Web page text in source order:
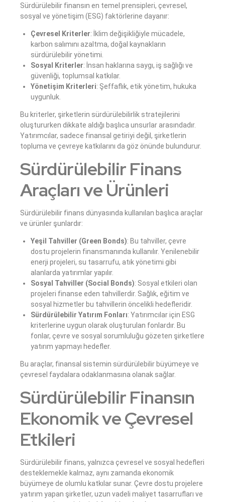
Sürdürülebilir finansın en temel prensipleri, çevresel,
sosyal ve yönetişim (ESG) faktörlerine dayanır:
Çevresel Kriterler: İklim değişikliğiyle mücadele,
karbon salımını azaltma, doğal kaynakların
sürdürülebilir yönetimi.
Sosyal Kriterler: İnsan haklarına saygı, iş sağlığı ve
güvenliği, toplumsal katkılar.
Yönetişim Kriterleri: Şeffaflık, etik yönetim, hukuka
uygunluk.
Bu kriterler, şirketlerin sürdürülebilirlik stratejilerini
oluştururken dikkate aldığı başlıca unsurlar arasındadır.
Yatırımcılar, sadece finansal getiriyi değil, şirketlerin
topluma ve çevreye katkılarını da göz önünde bulundurur.
Sürdürülebilir Finans
Araçları ve Ürünleri
Sürdürülebilir finans dünyasında kullanılan başlıca araçlar
ve ürünler şunlardır:
Yeşil Tahviller (Green Bonds): Bu tahviller, çevre
dostu projelerin finansmanında kullanılır. Yenilenebilir
enerji projeleri, su tasarrufu, atık yönetimi gibi
alanlarda yatırımlar yapılır.
Sosyal Tahviller (Social Bonds): Sosyal etkileri olan
projeleri finanse eden tahvillerdir. Sağlık, eğitim ve
sosyal hizmetler bu tahvillerin öncelikli hedefleridir.
Sürdürülebilir Yatırım Fonları: Yatırımcılar için ESG
kriterlerine uygun olarak oluşturulan fonlardır. Bu
fonlar, çevre ve sosyal sorumluluğu gözeten şirketlere
yatırım yapmayı hedefler.
Bu araçlar, finansal sistemin sürdürülebilir büyümeye ve
çevresel faydalara odaklanmasına olanak sağlar.
Sürdürülebilir Finansın
Ekonomik ve Çevresel
Etkileri
Sürdürülebilir finans, yalnızca çevresel ve sosyal hedefleri
desteklemekle kalmaz, aynı zamanda ekonomik
büyümeye de olumlu katkılar sunar. Çevre dostu projelere
yatırım yapan şirketler, uzun vadeli maliyet tasarrufları ve